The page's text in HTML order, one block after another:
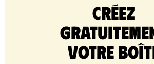
Créez
votre